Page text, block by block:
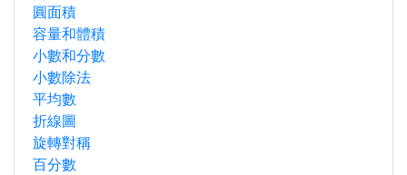
圓面積
容量和體積
小數和分數
小數除法
平均數
折線圖
旋轉對稱
百分數